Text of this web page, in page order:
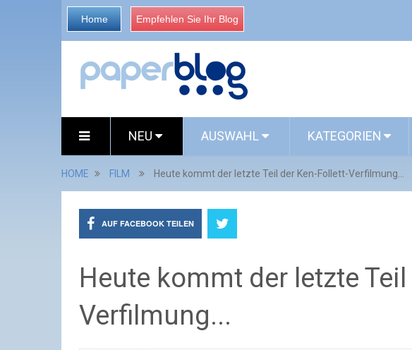
Home Empfehlen Sie Ihr Blog
NEU AUSWAHL KATEGORIEN
HOME FILM Heute kommt der letzte Teil der Ken-Follett-Verfilmung...
AUF FACEBOOK TEILEN
Heute kommt der letzte
Verfilmung...